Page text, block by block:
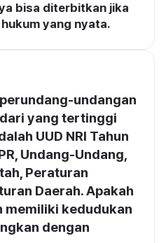
bisa diterbitkan jika
yang nyata.
undangan
yang tertinggi
UUD NRI Tahun
Undang-Undang,
Peraturan
Daerah. Apakah
memiliki kedudukan
dengan